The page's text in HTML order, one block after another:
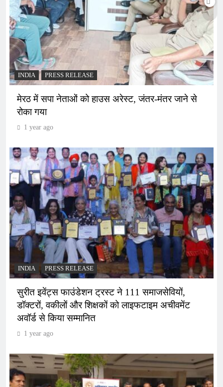
INDIA PRESS RELEASE
मेरठ में सपा नेताओं को हाउस अरेस्ट, जंतर-मंतर जाने से
रोका गया
1 year ago
INDIA PRESS RELEASE
सुरीत इवेंट्स फाउंडेशन ट्रस्ट ने 111 समाजसेवियों,
डॉक्टरों, वकीलों और शिक्षकों को लाइफटाइम अचीवमेंट
अवॉर्ड से किया सम्मानित
1 year ago